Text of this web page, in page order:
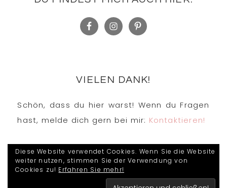
VIELEN DANK!
Schön, dass du hier warst! Wenn du Fragen
hast, melde dich gern bei mir: Kontaktieren!
COPYRIGHT © 2026 · KIDESOS STEMPELWELT ·
Diese Website verwendet Cookies. Wenn Sie die Website
weiter nutzen, stimmen Sie der Verwendung von
Cookies zu! Erfahren Sie mehr!